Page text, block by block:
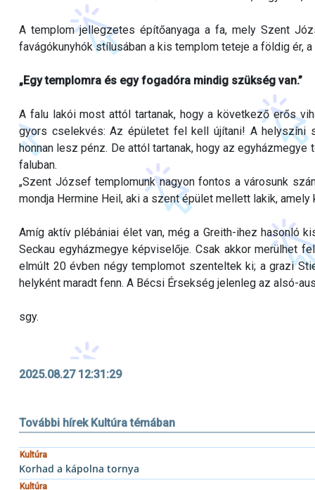
A templom jellegzetes építőanyaga a fa, mely Szent
favágókunyhók stílusában a kis templom teteje a földig ér,
„Egy templomra és egy fogadóra mindig szükség van.”
A falu lakói most attól tartanak, hogy a következő erős
gyors cselekvés: Az épületet fel kell újítani! A helyszíni
honnan lesz pénz. De attól tartanak, hogy az
faluban.
„Szent József templomunk nagyon fontos a városunk
mondja Hermine Heil, aki a szent épület mellett lakik,
Amíg aktív plébániai élet van, még a Greith-ihez hasonló
Seckau egyházmegye képviselője. Csak akkor merülhet
elmúlt 20 évben négy templomot szenteltek ki; a grazi
helyként maradt fenn. A Bécsi Érsekség jelenleg az alsó-
sgy.
2025.08.27 12:31:29
További hírek Kultúra témában
Kultúra
Korhad a kápolna tornya
Kultúra